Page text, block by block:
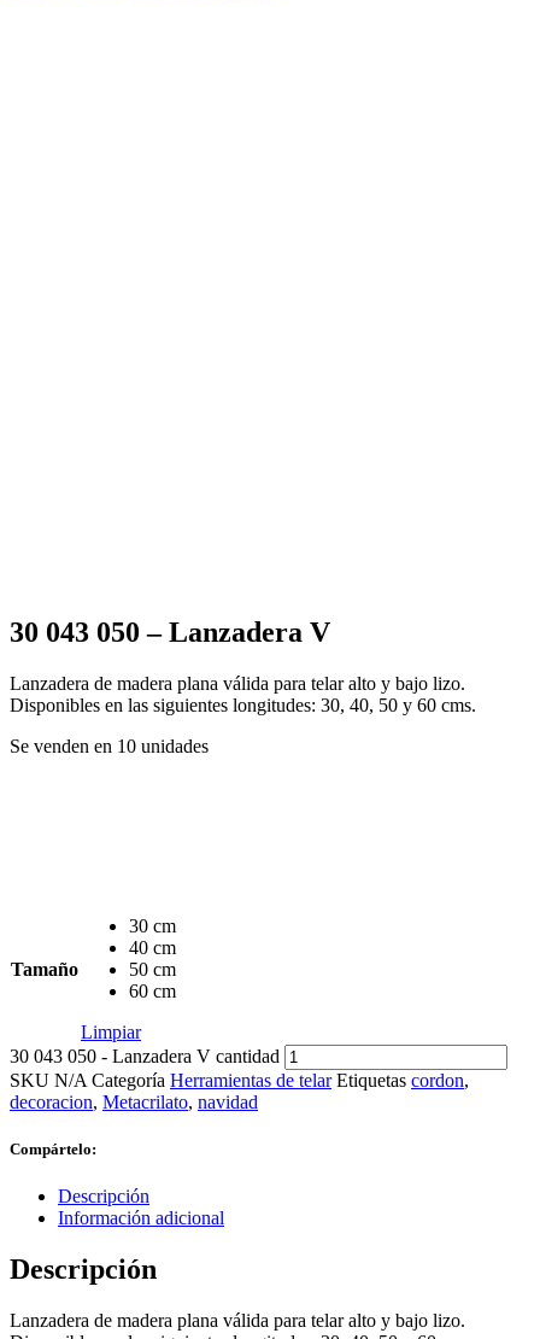
30 043 050 – Lanzadera V
Lanzadera de madera plana válida para telar alto y bajo lizo.
Disponibles en las siguientes longitudes: 30, 40, 50 y 60 cms.
Se venden en 10 unidades
Tamaño
30 cm
40 cm
50 cm
60 cm
Limpiar
30 043 050 - Lanzadera V cantidad
SKU N/A Categoría Herramientas de telar Etiquetas cordon,
decoracion, Metacrilato, navidad
Compártelo:
Descripción
Información adicional
Descripción
Lanzadera de madera plana válida para telar alto y bajo lizo.